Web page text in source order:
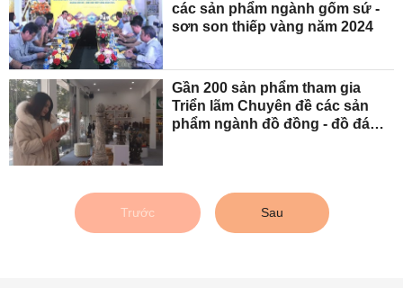
các sản phẩm ngành gốm sứ -
sơn son thiếp vàng năm 2024
Gần 200 sản phẩm tham gia
Triển lãm Chuyên đề các sản
phẩm ngành đồ đồng - đồ đá
Trước Sau